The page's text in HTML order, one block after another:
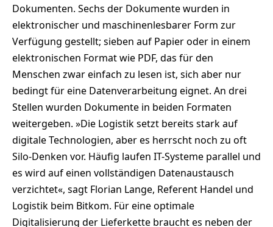
Dokumenten. Sechs der Dokumente wurden in
elektronischer und maschinenlesbarer Form zur
Verfügung gestellt; sieben auf Papier oder in einem
elektronischen Format wie PDF, das für den
Menschen zwar einfach zu lesen ist, sich aber nur
bedingt für eine Datenverarbeitung eignet. An drei
Stellen wurden Dokumente in beiden Formaten
weitergeben. »Die Logistik setzt bereits stark auf
digitale Technologien, aber es herrscht noch zu oft
Silo-Denken vor. Häufig laufen IT-Systeme parallel und
es wird auf einen vollständigen Datenaustausch
verzichtet«, sagt Florian Lange, Referent Handel und
Logistik beim Bitkom. Für eine optimale
Digitalisierung der Lieferkette braucht es neben der